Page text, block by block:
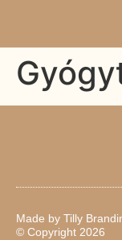
Made by Tilly
© Copyright 2026